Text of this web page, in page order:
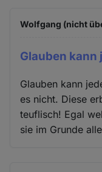
Wolfgang (nicht
Glauben kann
Glauben kann
es nicht. Diese
teuflisch! Egal
sie im Grunde